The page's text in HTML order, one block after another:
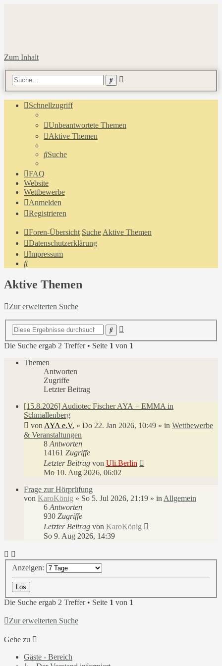
Zum Inhalt
Suche
Schnellzugriff
Unbeantwortete Themen
Aktive Themen
Suche
FAQ
Website
Wettbewerbe
Anmelden
Registrieren
Foren-Übersicht Suche Aktive Themen
Datenschutzerklärung
Impressum
Suche
Aktive Themen
Zur erweiterten Suche
Suche
Die Suche ergab 2 Treffer • Seite 1 von 1
Themen
Antworten
Zugriffe
Letzter Beitrag
[15.8.2026] Audiotec Fischer AYA + EMMA in
Schmallenberg
von AYA e.V. » Do 22. Jan 2026, 10:49 » in Wettbewerbe
& Veranstaltungen
8 Antworten
14161 Zugriffe
Letzter Beitrag von Uli.Berlin
Mo 10. Aug 2026, 06:02
Frage zur Hörprüfung
von KaroKönig » So 5. Jul 2026, 21:19 » in Allgemein
6 Antworten
930 Zugriffe
Letzter Beitrag von KaroKönig
So 9. Aug 2026, 14:39
Anzeigen:
Die Suche ergab 2 Treffer • Seite 1 von 1
Zur erweiterten Suche
Gehe zu
Gäste - Bereich